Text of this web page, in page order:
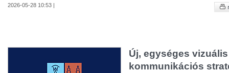
2026-05-28 10:53 |
Új, egységes
kommunikációs